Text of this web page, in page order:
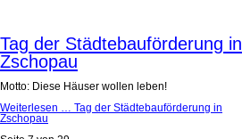
Tag der Städtebauförderung in
Zschopau
Motto: Diese Häuser wollen leben!
Weiterlesen … Tag der Städtebauförderung in
Zschopau